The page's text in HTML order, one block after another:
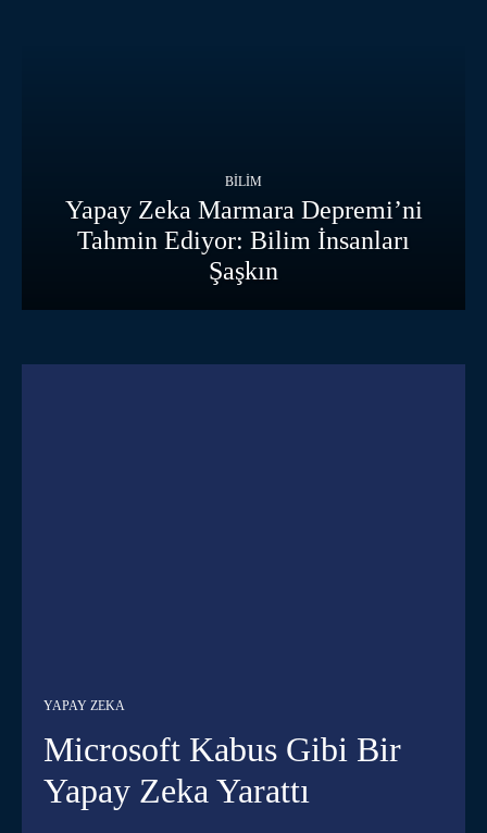
BILIM
Yapay Zeka Marmara Depremi’ni
Tahmin Ediyor: Bilim İnsanları
Şaşkın
YAPAY ZEKA
Microsoft Kabus Gibi Bir
Yapay Zeka Yarattı